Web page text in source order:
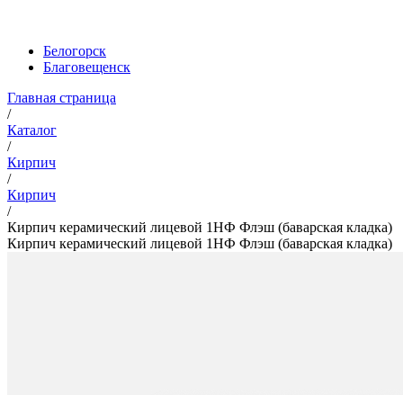
Белогорск
Благовещенск
Главная страница
/
Каталог
/
Кирпич
/
Кирпич
/
Кирпич керамический лицевой 1НФ Флэш (баварская кладка)
Кирпич керамический лицевой 1НФ Флэш (баварская кладка)